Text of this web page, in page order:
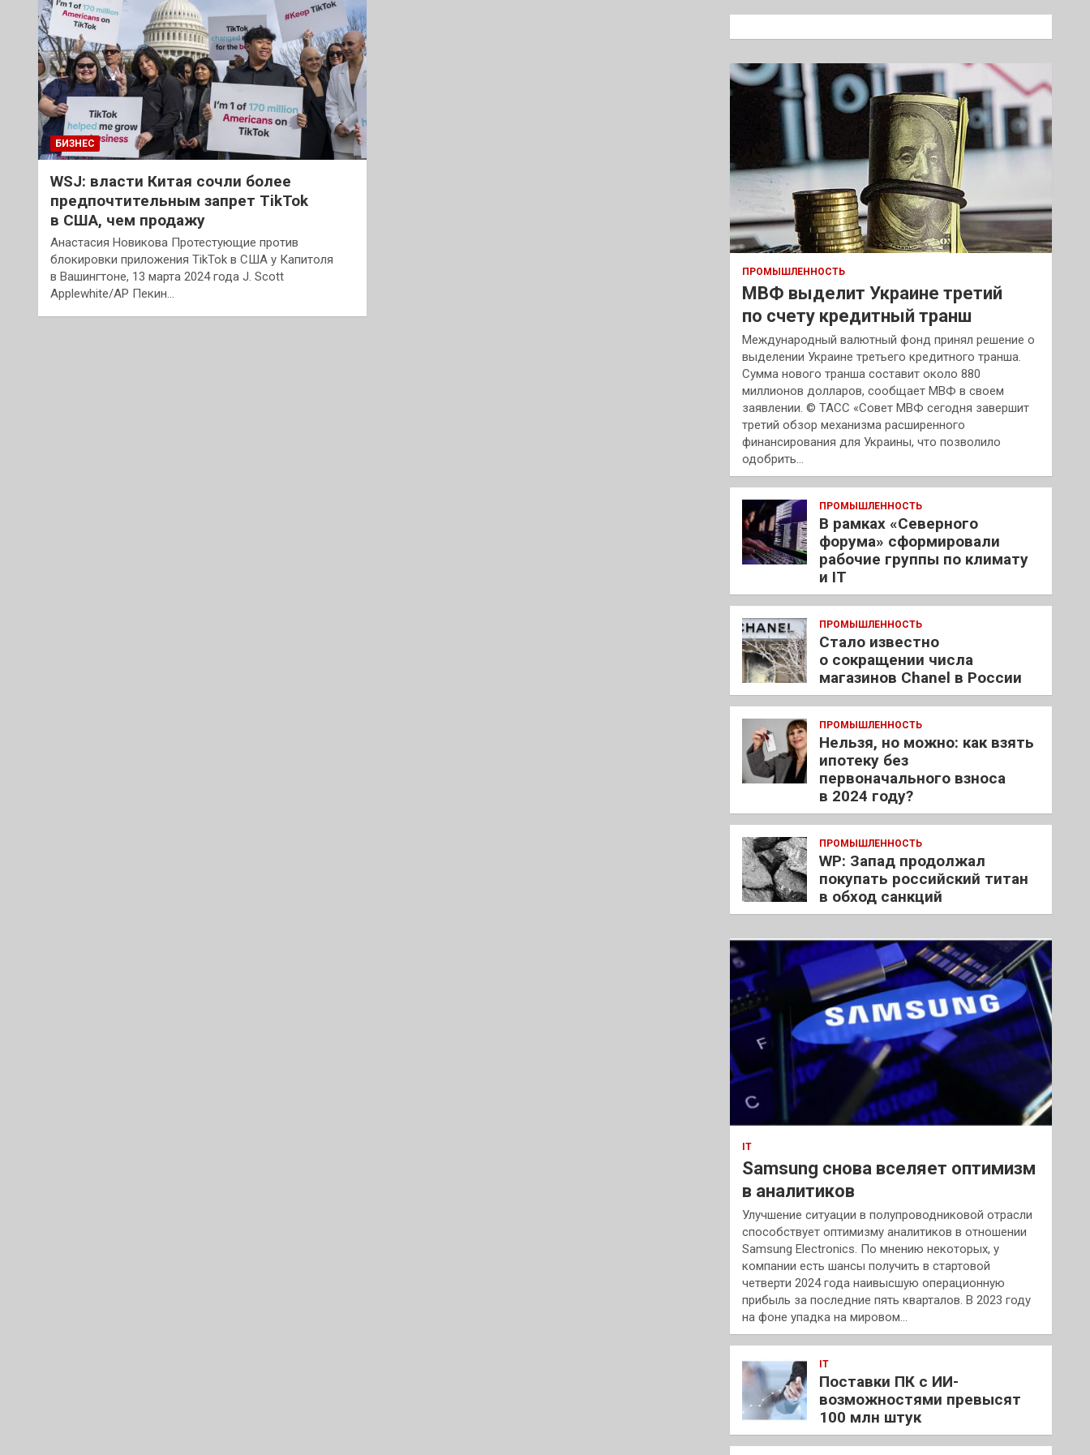
БИЗНЕС
WSJ: власти Китая сочли более
предпочтительным запрет TikTok
в США, чем продажу
Анастасия Новикова Протестующие против
блокировки приложения TikTok в США у Капитоля
в Вашингтоне, 13 марта 2024 года J. Scott
Applewhite/AP Пекин…
к
ПРОМЫШЛЕННОСТЬ
МВФ выделит Украине третий
по счету кредитный транш
Международный валютный фонд принял решение о
выделении Украине третьего кредитного транша.
Сумма нового транша составит около 880
миллионов долларов, сообщает МВФ в своем
заявлении. © ТАСС «Совет МВФ сегодня завершит
третий обзор механизма расширенного
финансирования для Украины, что позволило
одобрить…
ПРОМЫШЛЕННОСТЬ
В рамках «Северного
форума» сформировали
рабочие группы по климату
и IT
ПРОМЫШЛЕННОСТЬ
Стало известно
о сокращении числа
магазинов Chanel в России
ПРОМЫШЛЕННОСТЬ
Нельзя, но можно: как взять
ипотеку без
первоначального взноса
в 2024 году?
ПРОМЫШЛЕННОСТЬ
WP: Запад продолжал
покупать российский титан
в обход санкций
IT
Samsung снова вселяет оптимизм
в аналитиков
Улучшение ситуации в полупроводниковой отрасли
способствует оптимизму аналитиков в отношении
Samsung Electronics. По мнению некоторых, у
компании есть шансы получить в стартовой
четверти 2024 года наивысшую операционную
прибыль за последние пять кварталов. В 2023 году
на фоне упадка на мировом…
IT
Поставки ПК с ИИ-
возможностями превысят
100 млн штук